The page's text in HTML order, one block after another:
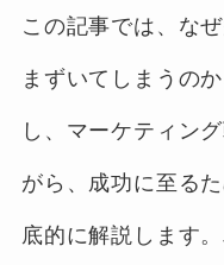
この記事では、な
まずいてしまうの
し、マーケティン
がら、成功に至る
底的に解説します